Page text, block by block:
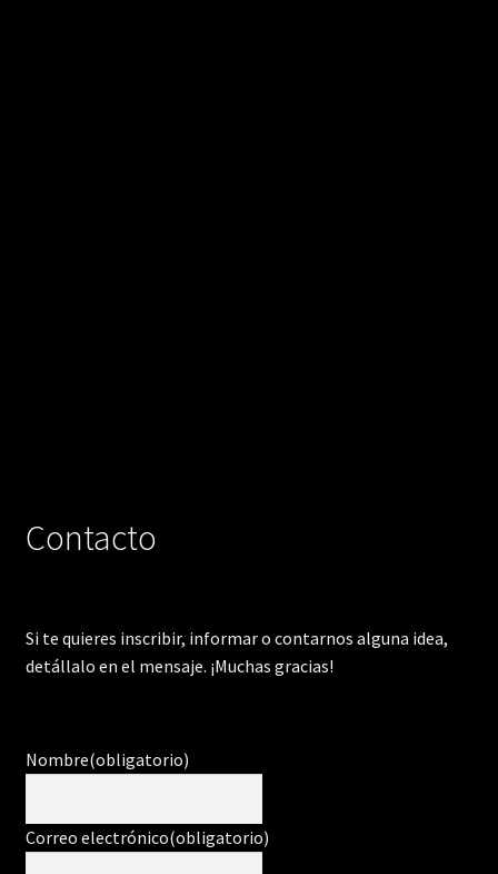
Contacto
Si te quieres inscribir, informar o contarnos alguna idea,
detállalo en el mensaje. ¡Muchas gracias!
Nombre(obligatorio)
Correo electrónico(obligatorio)